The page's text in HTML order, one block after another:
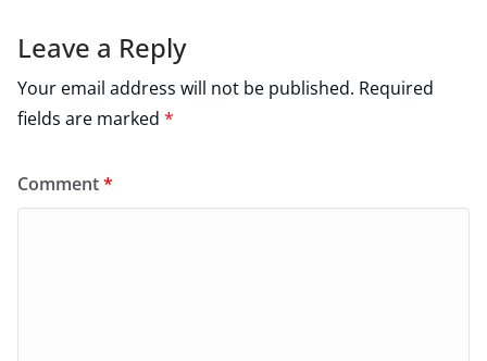
Leave a Reply
Your email address will not be published. Required
fields are marked *
Comment*